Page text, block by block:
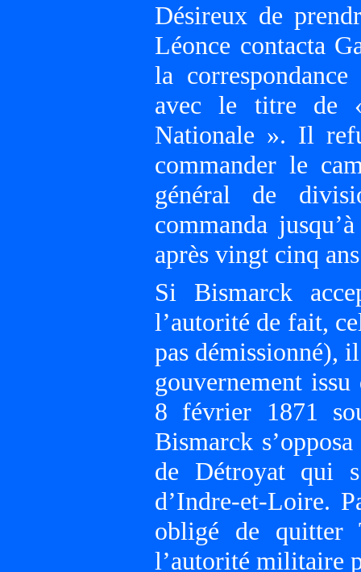
Désireux de
Léonce contacta
la
avec le titre de
Nationale ». Il
commander le
général de
commanda
après vingt cinq
Si Bismarck
l’autorité de fait,
pas démissionné),
gouvernement
8 février 1871
Bismarck
de Détroyat qui
d’Indre-et-Loire.
obligé de quitter
l’autorité militaire